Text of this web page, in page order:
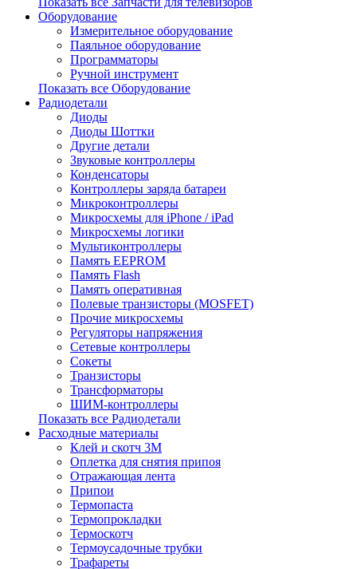
Оборудование
Измерительное оборудование
Паяльное оборудование
Программаторы
Ручной инструмент
Показать все Оборудование
Радиодетали
Диоды
Диоды Шоттки
Другие детали
Звуковые контроллеры
Конденсаторы
Контроллеры заряда батареи
Микроконтроллеры
Микросхемы для iPhone / iPad
Микросхемы логики
Мультиконтроллеры
Память EEPROM
Память Flash
Память оперативная
Полевые транзисторы (MOSFET)
Прочие микросхемы
Регуляторы напряжения
Сетевые контроллеры
Сокеты
Транзисторы
Трансформаторы
ШИМ-контроллеры
Показать все Радиодетали
Расходные материалы
Клей и скотч 3M
Оплетка для снятия припоя
Отражающая лента
Припои
Термопаста
Термопрокладки
Термоскотч
Термоусадочные трубки
Трафареты